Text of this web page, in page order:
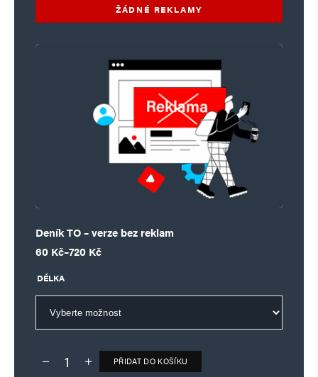
ŽÁDNÉ REKLAMY
Deník TO – verze bez reklam
60 Kč–720 Kč
Rozpětí cen: 60 Kč až 720 Kč
DÉLKA
Deník TO – verze bez reklam množství
PŘIDAT DO KOŠÍKU